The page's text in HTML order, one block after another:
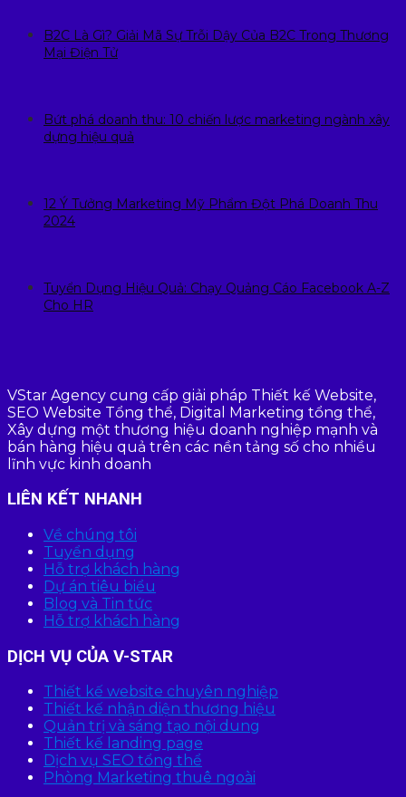
B2C Là Gì? Giải Mã Sự Trỗi Dậy Của B2C Trong Thương
Mại Điện Tử
Bứt phá doanh thu: 10 chiến lược marketing ngành xây
dựng hiệu quả
12 Ý Tưởng Marketing Mỹ Phẩm Đột Phá Doanh Thu
2024
Tuyển Dụng Hiệu Quả: Chạy Quảng Cáo Facebook A-Z
Cho HR
VStar Agency cung cấp giải pháp Thiết kế Website,
SEO Website Tổng thể, Digital Marketing tổng thể,
Xây dựng một thương hiệu doanh nghiệp mạnh và
bán hàng hiệu quả trên các nền tảng số cho nhiều
lĩnh vực kinh doanh
LIÊN KẾT NHANH
Về chúng tôi
Tuyển dụng
Hỗ trợ khách hàng
Dự án tiêu biểu
Blog và Tin tức
Hỗ trợ khách hàng
DỊCH VỤ CỦA V-STAR
Thiết kế website chuyên nghiệp
Thiết kế nhận diện thương hiệu
Quản trị và sáng tạo nội dung
Thiết kế landing page
Dịch vụ SEO tổng thể
Phòng Marketing thuê ngoài